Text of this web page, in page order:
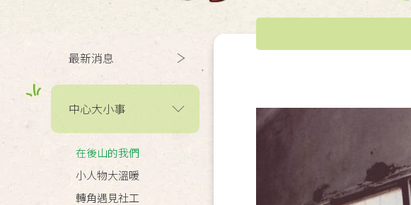
最新消息
中心大小事
在後山的我們
小人物大溫暖
轉角遇見社工